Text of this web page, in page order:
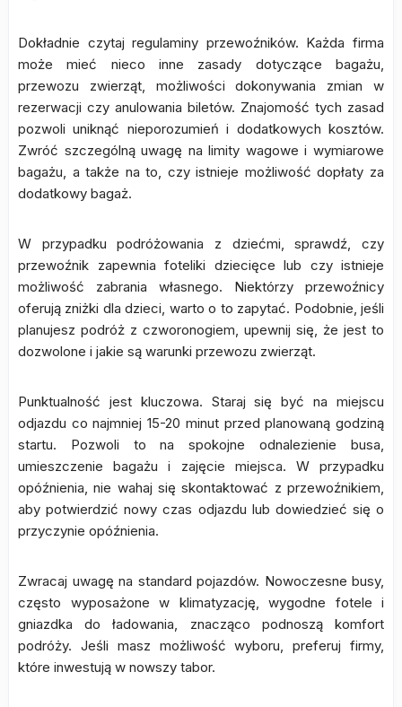
Dokładnie czytaj regulaminy przewoźników. Każda firma
może mieć nieco inne zasady dotyczące bagażu,
przewozu zwierząt, możliwości dokonywania zmian w
rezerwacji czy anulowania biletów. Znajomość tych zasad
pozwoli uniknąć nieporozumień i dodatkowych kosztów.
Zwróć szczególną uwagę na limity wagowe i wymiarowe
bagażu, a także na to, czy istnieje możliwość dopłaty za
dodatkowy bagaż.
W przypadku podróżowania z dziećmi, sprawdź, czy
przewoźnik zapewnia foteliki dziecięce lub czy istnieje
możliwość zabrania własnego. Niektórzy przewoźnicy
oferują zniżki dla dzieci, warto o to zapytać. Podobnie, jeśli
planujesz podróż z czworonogiem, upewnij się, że jest to
dozwolone i jakie są warunki przewozu zwierząt.
Punktualność jest kluczowa. Staraj się być na miejscu
odjazdu co najmniej 15-20 minut przed planowaną godziną
startu. Pozwoli to na spokojne odnalezienie busa,
umieszczenie bagażu i zajęcie miejsca. W przypadku
opóźnienia, nie wahaj się skontaktować z przewoźnikiem,
aby potwierdzić nowy czas odjazdu lub dowiedzieć się o
przyczynie opóźnienia.
Zwracaj uwagę na standard pojazdów. Nowoczesne busy,
często wyposażone w klimatyzację, wygodne fotele i
gniazdka do ładowania, znacząco podnoszą komfort
podróży. Jeśli masz możliwość wyboru, preferuj firmy,
które inwestują w nowszy tabor.